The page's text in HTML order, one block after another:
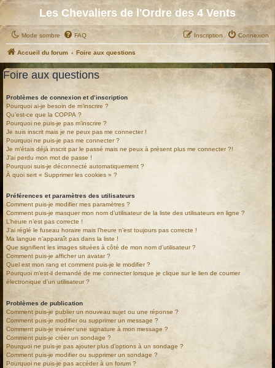
Les Chevaliers de l'Ordre des 4 Vents
Mode sombre FAQ Connexion
Inscription
Accueil du forum Foire aux questions
Foire aux questions
Problèmes de connexion et d’inscription
Pourquoi ai-je besoin de m’inscrire ?
Qu’est-ce que la COPPA ?
Pourquoi ne puis-je pas m’inscrire ?
Je suis inscrit mais je ne peux pas me connecter !
Pourquoi ne puis-je pas me connecter ?
Je m’étais déjà inscrit par le passé mais ne peux à présent plus me connecter ?!
J’ai perdu mon mot de passe !
Pourquoi suis-je déconnecté automatiquement ?
À quoi sert « Supprimer les cookies » ?
Préférences et paramètres des utilisateurs
Comment puis-je modifier mes paramètres ?
Comment puis-je masquer mon nom d’utilisateur de la liste des utilisateurs en ligne ?
L’heure n’est pas correcte !
J’ai réglé le fuseau horaire mais l’heure n’est toujours pas correcte !
Ma langue n’apparaît pas dans la liste !
Que signifient les images situées à côté de mon nom d’utilisateur ?
Comment puis-je afficher un avatar ?
Quel est mon rang et comment puis-je le modifier ?
Pourquoi m’est-il demandé de me connecter lorsque je clique sur le lien de courrier
électronique d’un utilisateur ?
Problèmes de publication
Comment puis-je publier un nouveau sujet ou une réponse ?
Comment puis-je modifier ou supprimer un message ?
Comment puis-je insérer une signature à mon message ?
Comment puis-je créer un sondage ?
Pourquoi ne puis-je pas ajouter plus d’options à un sondage ?
Comment puis-je modifier ou supprimer un sondage ?
Pourquoi ne puis-je pas accéder à un forum ?